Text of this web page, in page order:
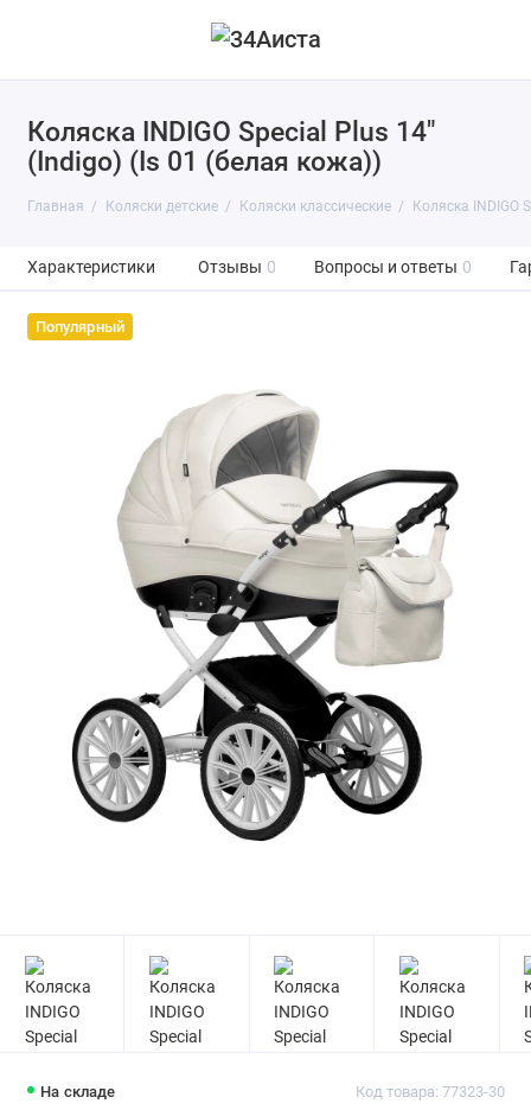
Коляска INDIGO Special Plus 14"
(Indigo) (Is 01 (белая кожа))
Главная Коляски детские Коляски классические Коляска INDIGO
Характеристики Отзывы 0 Вопросы и ответы 0
Популярный
На складе Код товара: 77323-30